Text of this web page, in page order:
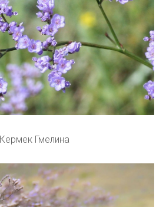
Кермек Гмелина